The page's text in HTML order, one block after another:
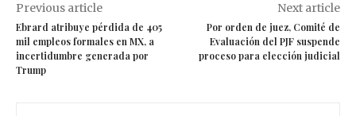
Previous article
Ebrard atribuye pérdida de 405
mil empleos formales en MX, a
incertidumbre generada por
Trump
Next article
Por orden de juez, Comité de
Evaluación del PJF suspende
proceso para elección judicial